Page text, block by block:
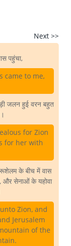
Next >>
पहुंचा,
came to me,
जलन हुई वरन बहुत
for Zion
for her with
के बीच में वास
और सेनाओं के यहोवा
Zion, and
Jerusalem
of the